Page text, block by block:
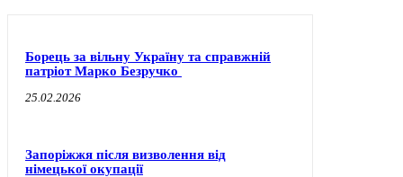
Борець за вільну Україну та справжній
патріот Марко Безручко
25.02.2026
Запоріжжя після визволення від
німецької окупації